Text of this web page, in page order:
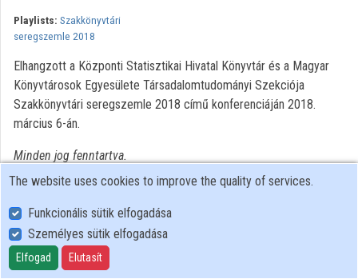
Playlists: Szakkönyvtári
seregszemle 2018
Elhangzott a Központi Statisztikai Hivatal Könyvtár és a Magyar
Könyvtárosok Egyesülete Társadalomtudományi Szekciója
Szakkönyvtári seregszemle 2018 című konferenciáján 2018.
március 6-án.
Minden jog fenntartva.
User Policy
Adatkezelési tájékoztató (en)
Cookie Policy
The website uses cookies to improve the quality of services.
Funkcionális sütik elfogadása
Személyes sütik elfogadása
Elfogad Elutasít